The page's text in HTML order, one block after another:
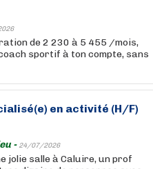
de 2 230 à 5 455 /mois,
sportif à ton compte, sans
en activité (H/F)
- 24/07/2026
jolie salle à Caluire, un prof